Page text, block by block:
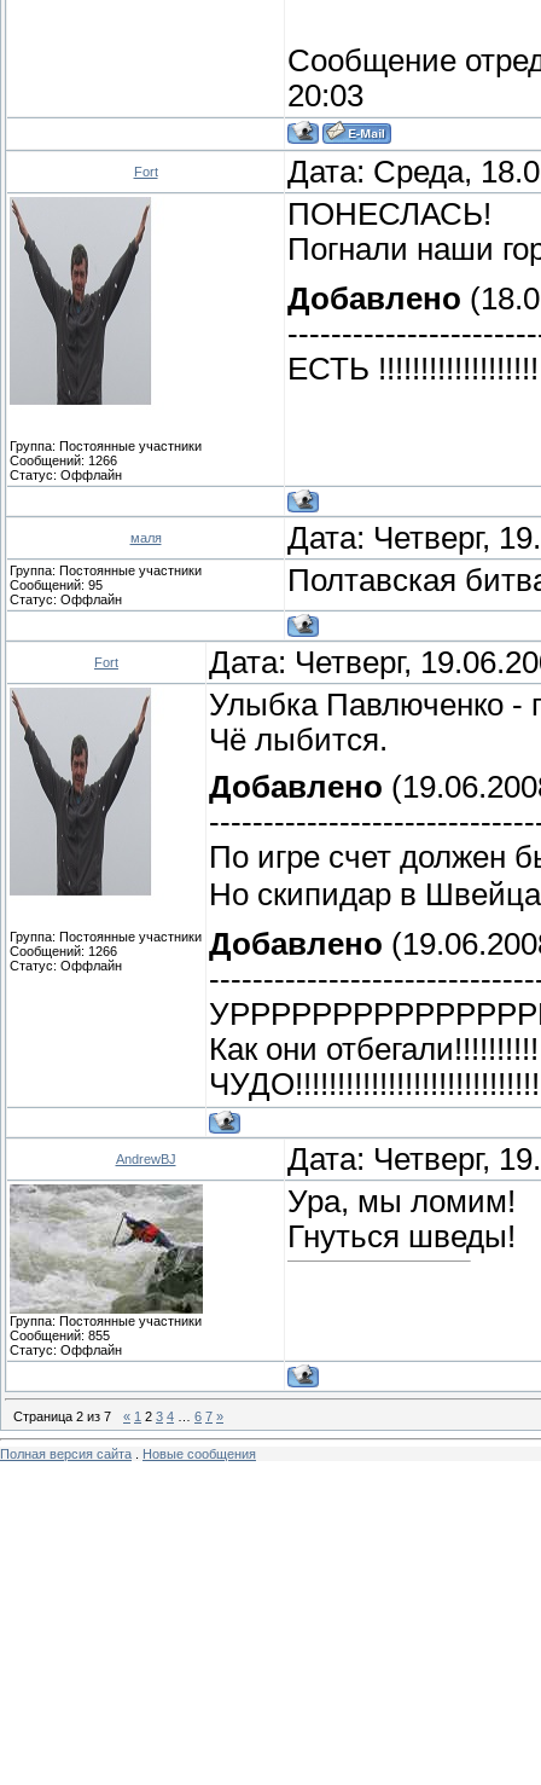
Сообщение
20:03
Fort Дата: Среда,
Группа: Постоянные участники
Сообщений: 1266
Статус: Оффлайн
ПОНЕСЛАСЬ!
Погнали наши
Добавлено
ЕСТЬ
маля Дата: Четверг,
Группа: Постоянные участники
Сообщений: 95
Статус: Оффлайн
Полтавская
Fort Дата: Четверг,
Группа: Постоянные участники
Сообщений: 1266
Статус: Оффлайн
Улыбка Павлюченко -
Чё лыбится.
Добавлено
По игре счет должен
Но скипидар в
Добавлено
Как они
AndrewBJ Дата: Четверг,
Группа: Постоянные участники
Сообщений: 855
Статус: Оффлайн
Ура, мы ломим!
Гнуться шведы!
Страница 2 из 7 « 1 2 3 4 6 7 »
Полная версия сайта Новые сообщения